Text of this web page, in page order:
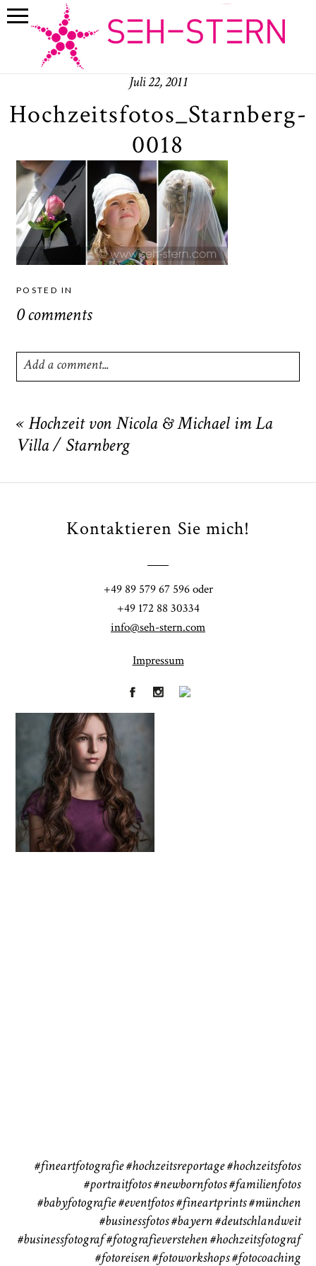
Juli 22, 2011
Hochzeitsfotos_Starnberg-
0018
POSTED IN
0 comments
Add a comment...
are marked *
« Hochzeit von Nicola & Michael im La
Villa / Starnberg
Kontaktieren Sie mich!
+49 89 579 67 596 oder
+49 172 88 30334
info@seh-stern.com
Impressum
Fineart
41
#fineartfotografie #hochzeitsreportage #hochzeitsfotos
#portraitfotos #newbornfotos #familienfotos
#babyfotografie #eventfotos #fineartprints#münchen
#businessfotos#bayern #deutschlandweit
#businessfotograf#fotografieverstehen #hochzeitsfotograf
#fotoreisen #fotoworkshops #fotocoaching